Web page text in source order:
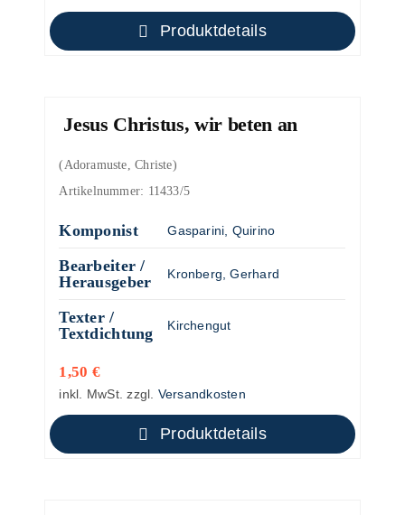
Produktdetails
Jesus Christus, wir beten an
(Adoramuste, Christe)
Artikelnummer: 11433/5
Komponist Gasparini, Quirino
Bearbeiter /
Herausgeber
Kronberg, Gerhard
Texter /
Textdichtung
Kirchengut
1,50 €
inkl. MwSt. zzgl. Versandkosten
Produktdetails